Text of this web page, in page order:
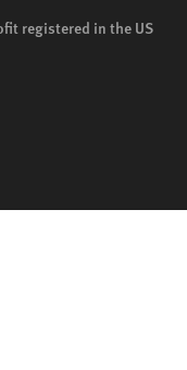
registered in the US